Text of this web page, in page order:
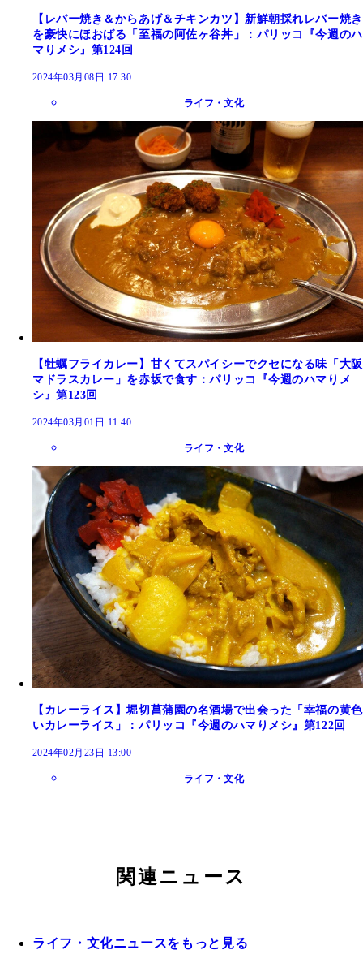
【レバー焼き＆からあげ＆チキンカツ】新鮮朝採れレバー焼き
を豪快にほおばる「至福の阿佐ヶ谷丼」：パリッコ『今週のハ
マりメシ』第124回
2024年03月08日 17:30
ライフ・文化
【牡蠣フライカレー】甘くてスパイシーでクセになる味「大阪
マドラスカレー」を赤坂で食す：パリッコ『今週のハマりメ
シ』第123回
2024年03月01日 11:40
ライフ・文化
【カレーライス】堀切菖蒲園の名酒場で出会った「幸福の黄色
いカレーライス」：パリッコ『今週のハマりメシ』第122回
2024年02月23日 13:00
ライフ・文化
関連ニュース
ライフ・文化ニュースをもっと見る